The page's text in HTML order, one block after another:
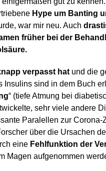
Hype um Banting
war mir neu. Auch
früher bei der
verpasst hat und die
Insulins sind in dem Buch
“ (tiefe Atmung bei
sehr viele andere
Paralellen zur Corona-
über die Ursachen
eine Fehlfunktion der
Magen aufgenommen